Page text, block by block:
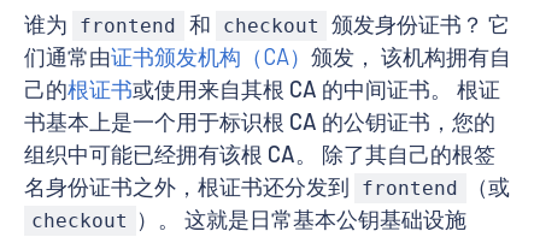
谁为 frontend 和 checkout
颁发身份证书？ 它
们通常由证书颁发机构（CA） 颁发， 该机构拥有自
己的根证书或使用来自其根 CA 的中间证书。 根证
书基本上是一个用于标识根 CA 的公钥证书，您的
组织中可能已经拥有该根 CA。 除了其自己的根签
名身份证书之外，根证书还分发到
frontend （或
checkout
）。 这就是日常基本公钥基础设施